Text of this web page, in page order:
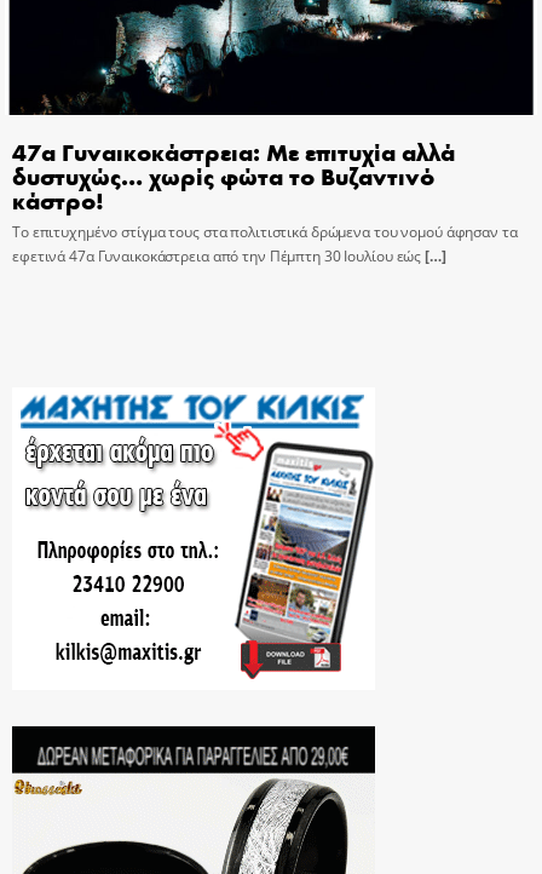
47α Γυναικοκάστρεια: Με επιτυχία αλλά
δυστυχώς… χωρίς φώτα το Βυζαντινό
κάστρο!
Το επιτυχημένο στίγμα τους στα πολιτιστικά δρώμενα του νομού άφησαν τα
εφετινά 47α Γυναικοκάστρεια από την Πέμπτη 30 Ιουλίου εώς[…]